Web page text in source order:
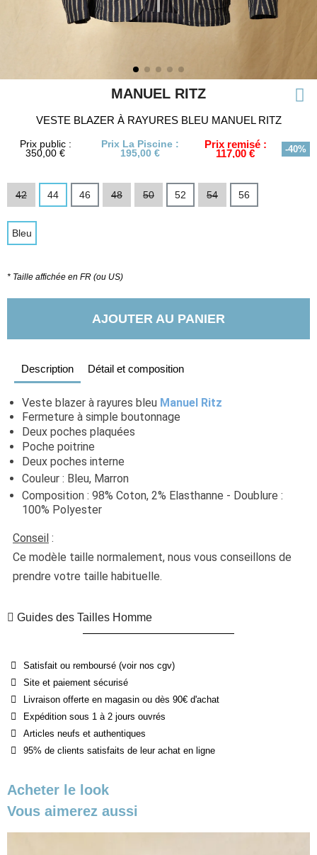
MANUEL RITZ
VESTE BLAZER À RAYURES BLEU MANUEL RITZ
Prix public :
350,00 €
Prix La Piscine :
195,00 €
Prix remisé :
117,00 € -40%
42 44 46 48 50 52 54 56
Bleu
* Taille affichée en FR (ou US)
AJOUTER AU PANIER
Description Détail et composition
Veste blazer à rayures bleu Manuel Ritz
Fermeture à simple boutonnage
Deux poches plaquées
Poche poitrine
Deux poches interne
Couleur : Bleu, Marron
Composition : 98% Coton, 2% Elasthanne - Doublure :
100% Polyester
Conseil :
Ce modèle taille normalement, nous vous conseillons de
prendre votre taille habituelle.
Guides des Tailles Homme
Satisfait ou remboursé (voir nos cgv)
Site et paiement sécurisé
Livraison offerte en magasin ou dès 90€ d'achat
Expédition sous 1 à 2 jours ouvrés
Articles neufs et authentiques
95% de clients satisfaits de leur achat en ligne
Acheter le look
Vous aimerez aussi